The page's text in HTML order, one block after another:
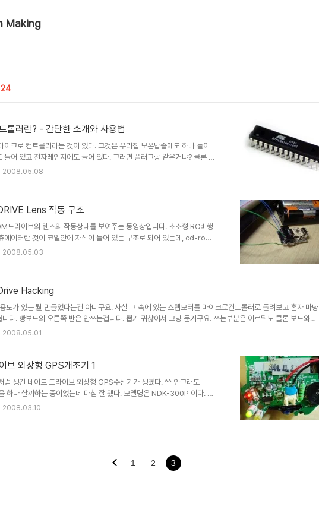
Making
24
마이크로 컨트롤러란? - 간단한 소개와 사용법
이크로 컨트롤러라는 것이 있다. 그것은 우리집 보온밥솥에도 하나 들어
들어 있고 전자레인지에도 들어 있다. 그러면 플러그랑 같은거냐? 물론 아
트롤러는 가전 제품안에서 자동으로 무엇인가를 처리해주는 역할을 하고
노 보드에 들어가는 Atmel이라는 회사의 AVR시리즈 중에 Atmega168
원이다. 인텔이라는 회사의 코어듀오니 하는 것들과는 비교가 안되게
2008.05.08
Lens 작동 구조
드라이브의 렌즈의 작동상태를 보여주는 동영상입니다. 초소형 RC비행
에이터란 것이 코일안에 자석이 들어 있는 구조로 되어 있는데, cd-rom
일과 자석을 이용해서 렌즈의 위치를 이동시키는 방법을 쓰고 있었습니
들러 붙어 있었어요. 자석이라서 이것 저것 끌어 당기는 군요 --; 렌즈 메
놀라운 기술을 볼 수 있습니다. 공급된 가닥의 전선을 코일로 연결 시..
2008.05.03
Hacking
도가 있는 뭘 만들었다는건 아니구요. 사실 그 속에 있는 스텝모터를 마이크로컨트롤러로 돌려보고 혼자 마냥
다. 빵보드의 오른쪽 반은 안쓰는겁니다. 뽑기 귀찮아서 그냥 둔거구요. 쓰는부분은 아르뒤노 클론 보드와
버입니다. 저항식 포텐쇼미터를 아날로그 포트에 물려서 돌린만큼 스텝모터가 돌아가도록 했죠. 저 직선 운
텝퍼 라이브러리를 쓰니까 아래처럼 아주 간단하게 구현이 ..
2008.05.01
브 외장형 GPS개조기 1
럼 생긴 네이트 드라이브 외장형 GPS수신기가 생겼다. ^^ 안그래도
하나 살까하는 중이었는데 마침 잘 됐다. 모델명은 NDK-300P 이다. 인
역시나 개조기가 올라 있었다. 네이버 카페보다는 www.pc4car.com
런 자작 개조가 각 분야 별로 각개전투를 하고 있다는 것이 좀 아쉽다. 내가..
2008.03.10
1 2 3